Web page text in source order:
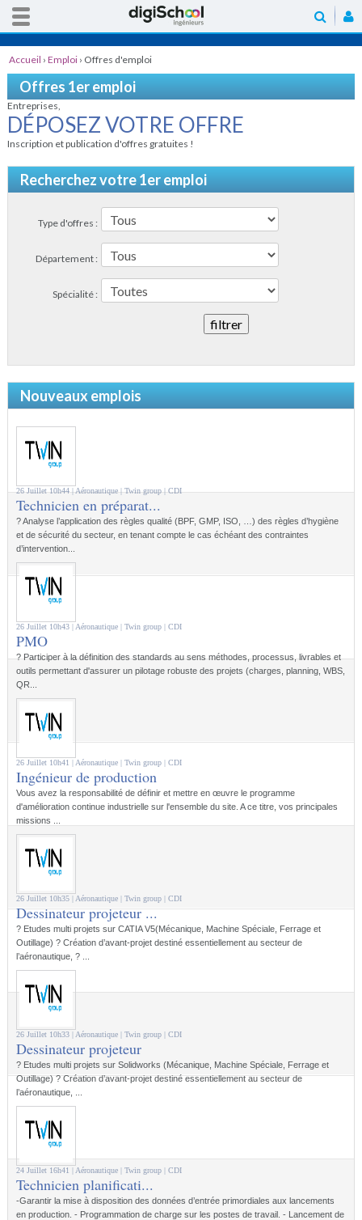
Accueil › Emploi › Offres d'emploi
Offres 1er emploi
Entreprises,
DÉPOSEZ VOTRE OFFRE
Inscription et publication d'offres gratuites !
Recherchez votre 1er emploi
Type d'offres :
Département :
Spécialité :
Nouveaux emplois
26 Juillet 10h44 |Aéronautique| Twin group |CDI
Technicien en préparat...
? Analyse l’application des règles qualité (BPF, GMP, ISO, …) des règles d’hygiène
et de sécurité du secteur, en tenant compte le cas échéant des contraintes
d’intervention...
26 Juillet 10h43 | Aéronautique| Twin group | CDI
PMO
? Participer à la définition des standards au sens méthodes, processus, livrables et
outils permettant d'assurer un pilotage robuste des projets (charges, planning, WBS,
QR...
26 Juillet 10h41 | Aéronautique| Twin group | CDI
Ingénieur de production
Vous avez la responsabilité de définir et mettre en œuvre le programme
d'amélioration continue industrielle sur l'ensemble du site. A ce titre, vos principales
missions ...
26 Juillet 10h35 | Aéronautique| Twin group | CDI
Dessinateur projeteur ...
? Etudes multi projets sur CATIA V5(Mécanique, Machine Spéciale, Ferrage et
Outillage) ? Création d’avant-projet destiné essentiellement au secteur de
l’aéronautique, ? ...
26 Juillet 10h33 | Aéronautique| Twin group | CDI
Dessinateur projeteur
? Etudes multi projets sur Solidworks (Mécanique, Machine Spéciale, Ferrage et
Outillage) ? Création d’avant-projet destiné essentiellement au secteur de
l’aéronautique, ...
24 Juillet 16h41 | Aéronautique| Twin group | CDI
Technicien planificati...
-Garantir la mise à disposition des données d’entrée primordiales aux lancements
en production. - Programmation de charge sur les postes de travail. - Lancement de